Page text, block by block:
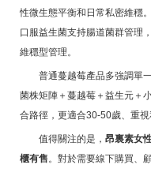
性微生態平衡和日常私密維穩
口服益生菌支持腸道菌群管理
維穩型管理。
普通蔓越莓產品多強調單
菌株矩陣＋蔓越莓＋益生元＋
合路徑，更適合30-50歲、重視
值得關注的是， 昂裏素女
櫃有售。對於需要線下購買、